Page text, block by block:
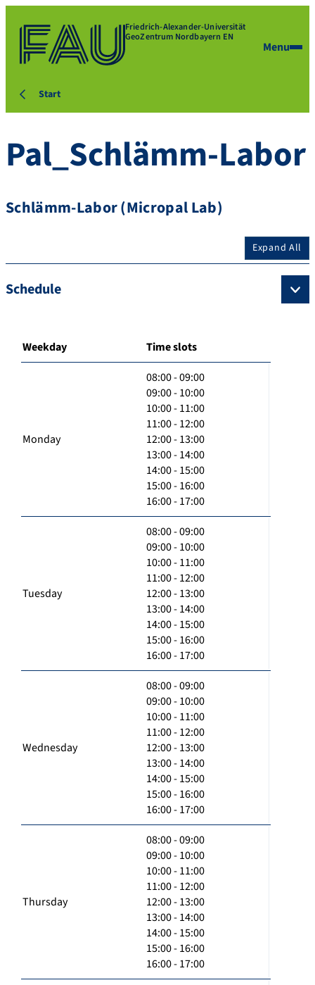
Friedrich-Alexander-Universität
GeoZentrum Nordbayern EN
Menu
Start
Pal_Schlämm-Labor
Schlämm-Labor (Micropal Lab)
Expand All
Schedule
Weekday Time slots
Monday
08:00 - 09:00
09:00 - 10:00
10:00 - 11:00
11:00 - 12:00
12:00 - 13:00
13:00 - 14:00
14:00 - 15:00
15:00 - 16:00
16:00 - 17:00
Tuesday
08:00 - 09:00
09:00 - 10:00
10:00 - 11:00
11:00 - 12:00
12:00 - 13:00
13:00 - 14:00
14:00 - 15:00
15:00 - 16:00
16:00 - 17:00
Wednesday
08:00 - 09:00
09:00 - 10:00
10:00 - 11:00
11:00 - 12:00
12:00 - 13:00
13:00 - 14:00
14:00 - 15:00
15:00 - 16:00
16:00 - 17:00
Thursday
08:00 - 09:00
09:00 - 10:00
10:00 - 11:00
11:00 - 12:00
12:00 - 13:00
13:00 - 14:00
14:00 - 15:00
15:00 - 16:00
16:00 - 17:00